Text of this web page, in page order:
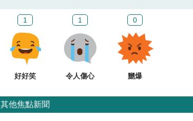
1
好好笑
1
令人傷心
0
嬲爆
其他焦點新聞